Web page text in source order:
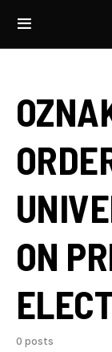
ON
0 posts